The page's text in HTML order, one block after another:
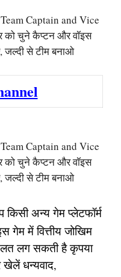
Captain and Vice
चुने कैप्टन और वॉइस
जल्दी से टीम बनाओ
Captain and Vice
चुने कैप्टन और वॉइस
जल्दी से टीम बनाओ
किसी अन्य गेम प्लेटफॉर्म
गेम में वित्तीय जोखिम
लग सकती है कृपया
खेलें धन्यवाद,